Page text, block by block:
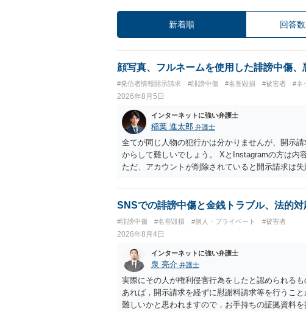
新着順 回答
顔写真、フルネームを使用した誹謗中傷
#発信者情報開示請求 #誹謗中傷 #名誉毀損 #被害者 #ネ
2026年8月5日
インターネットに強い弁護士
稲葉 進太郎 弁護士
全てが同じ人物の犯行かは分かりませんが、開示
からして難しいでしょう。 XとInstagramの方は内
ただ、アカウントが削除されていると開示請求は
相手に全ての弁護士費用を負担させることは可能
せることができるでしょう。訴訟で判決となった
SNSでの誹謗中傷と金銭トラブル、法的対
#誹謗中傷 #名誉毀損 #個人・プライベート #被害者
2026年8月4日
インターネットに強い弁護士
泉 亮介 弁護士
実際にその人が権利侵害行為をしたと認められる
あれば，開示請求を経ずに慰謝料請求等を行うこ
難しいかと思われますので，お手持ちの証拠資料